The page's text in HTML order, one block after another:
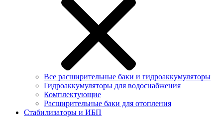
Все расширительные баки и гидроаккумуляторы
Гидроаккумуляторы для водоснабжения
Комплектующие
Расширительные баки для отопления
Стабилизаторы и ИБП